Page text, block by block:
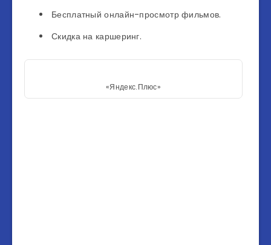
Бесплатный онлайн-просмотр фильмов.
Скидка на каршеринг.
«Яндекс.Плюс»